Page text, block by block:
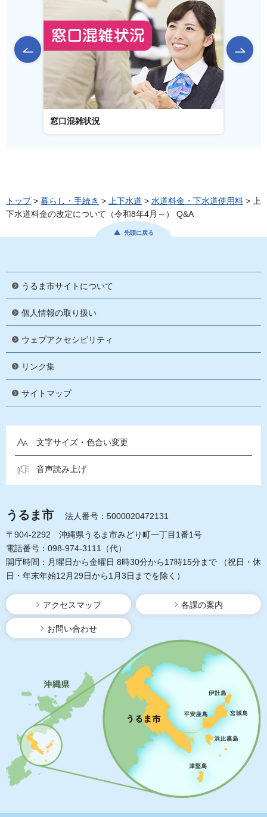
前のスライドを表示
窓口混雑状況
トップ> 暮らし・手続き > 上下水道 > 水道料金・下水道使用料 > 上
下水道料金の改定について（令和8年4月～） Q&A
先頭に戻る
うるま市サイトについて
個人情報の取り扱い
ウェブアクセシビリティ
リンク集
サイトマップ
文字サイズ・色合い変更
音声読み上げ
うるま市
法人番号：5000020472131
〒904-2292 沖縄県うるま市みどり町一丁目1番1号
電話番号：098-974-3111（代）
開庁時間：月曜日から金曜日 8時30分から17時15分まで
（祝日・休
日・年末年始12月29日から1月3日までを除く）
アクセスマップ 各課の案内
お問い合わせ